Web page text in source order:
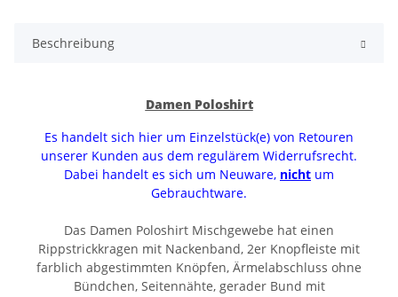
Beschreibung
Damen Poloshirt
Es handelt sich hier um Einzelstück(e) von Retouren
unserer Kunden aus dem regulärem Widerrufsrecht.
Dabei handelt es sich um Neuware, nicht um
Gebrauchtware.
Das Damen Poloshirt Mischgewebe hat einen
Rippstrickkragen mit Nackenband, 2er Knopfleiste mit
farblich abgestimmten Knöpfen, Ärmelabschluss ohne
Bündchen, Seitennähte, gerader Bund mit